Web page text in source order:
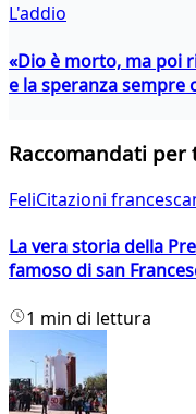
L'addio
«Dio è morto, ma poi
e la speranza sempre
Raccomandati per
FeliCitazioni
La vera storia della
famoso di san
1 min di lettura